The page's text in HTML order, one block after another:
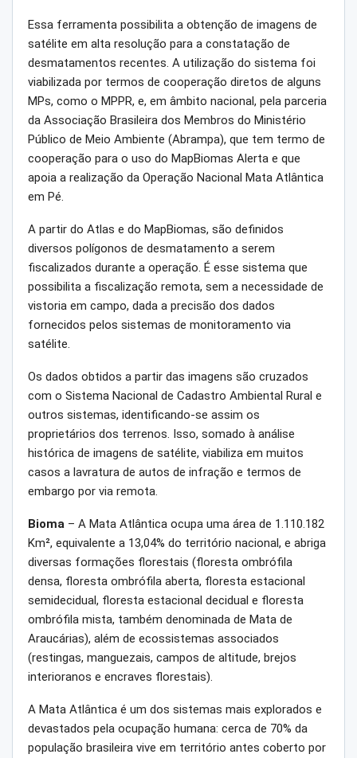
Essa ferramenta possibilita a obtenção de imagens de
satélite em alta resolução para a constatação de
desmatamentos recentes. A utilização do sistema foi
viabilizada por termos de cooperação diretos de alguns
MPs, como o MPPR, e, em âmbito nacional, pela parceria
da Associação Brasileira dos Membros do Ministério
Público de Meio Ambiente (Abrampa), que tem termo de
cooperação para o uso do MapBiomas Alerta e que
apoia a realização da Operação Nacional Mata Atlântica
em Pé.
A partir do Atlas e do MapBiomas, são definidos
diversos polígonos de desmatamento a serem
fiscalizados durante a operação. É esse sistema que
possibilita a fiscalização remota, sem a necessidade de
vistoria em campo, dada a precisão dos dados
fornecidos pelos sistemas de monitoramento via
satélite.
Os dados obtidos a partir das imagens são cruzados
com o Sistema Nacional de Cadastro Ambiental Rural e
outros sistemas, identificando-se assim os
proprietários dos terrenos. Isso, somado à análise
histórica de imagens de satélite, viabiliza em muitos
casos a lavratura de autos de infração e termos de
embargo por via remota.
Bioma – A Mata Atlântica ocupa uma área de 1.110.182
Km², equivalente a 13,04% do território nacional, e abriga
diversas formações florestais (floresta ombrófila
densa, floresta ombrófila aberta, floresta estacional
semidecidual, floresta estacional decidual e floresta
ombrófila mista, também denominada de Mata de
Araucárias), além de ecossistemas associados
(restingas, manguezais, campos de altitude, brejos
interioranos e encraves florestais).
A Mata Atlântica é um dos sistemas mais explorados e
devastados pela ocupação humana: cerca de 70% da
população brasileira vive em território antes coberto por